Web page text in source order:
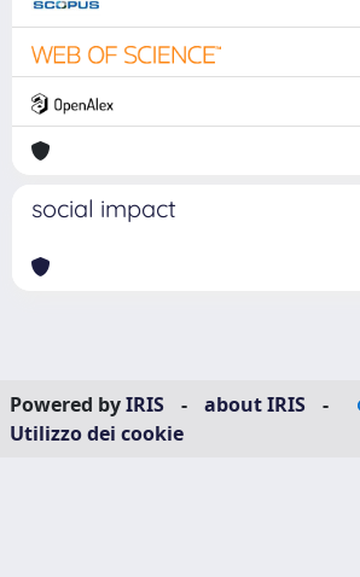
social impact
Powered byIRIS - about IRIS
-
Utilizzo dei cookie